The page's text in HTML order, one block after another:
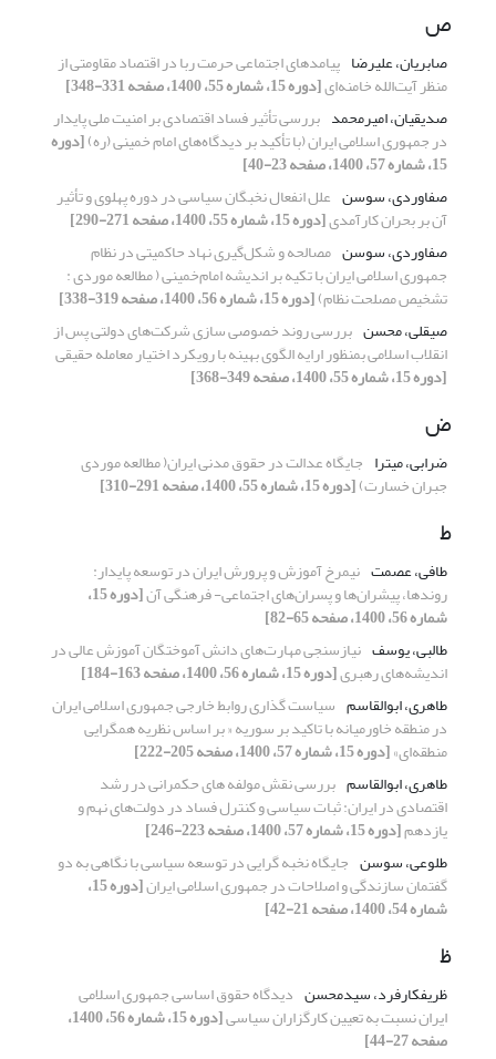
ص
صابریان، علیرضا پیامدهای اجتماعی حرمت ربا در اقتصاد مقاومتی از
منظر آیت‌الله خامنه‌ای[دوره 15، شماره 55، 1400، صفحه 331-348]
صدیقیان، امیرمحمد بررسی تأثیر فساد اقتصادی بر امنیت ملی پایدار
در جمهوری اسلامی ایران (با تأکید بر دیدگاه‌های امام خمینی (ره)[دوره
15، شماره 57، 1400، صفحه 23-40]
صفاوردی، سوسن علل انفعال نخبگان سیاسی در دوره پهلوی و تأثیر
آن بر بحران کارآمدی[دوره 15، شماره 55، 1400، صفحه 271-290]
صفاوردی، سوسن مصالحه و شکل‌گیری نهاد حاکمیتی در نظام
جمهوری اسلامی ایران با تکیه بر اندیشه امام‌خمینی ( مطالعه موردی :
تشخیص مصلحت نظام)[دوره 15، شماره 56، 1400، صفحه 319-338]
صیقلی، محسن بررسی روند خصوصی سازی شرکت‌های دولتی پس از
انقلاب اسلامی بمنظور ارایه الگوی بهینه با رویکرد اختیار معامله حقیقی
[دوره 15، شماره 55، 1400، صفحه 349-368]
ض
ضرابی، میترا جایگاه عدالت در حقوق مدنی ایران( مطالعه موردی
جبران خسارت)[دوره 15، شماره 55، 1400، صفحه 291-310]
ط
طافی، عصمت نیمرخ آموزش و پرورش ایران در توسعه پایدار:
روندها، پیشران‌ها و پسران‌های اجتماعی- فرهنگی آن [دوره 15،
شماره 56، 1400، صفحه 65-82]
طالبی، یوسف نیازسنجی مهارت‌های دانش آموختگان آموزش عالی در
اندیشه‌های رهبری[دوره 15، شماره 56، 1400، صفحه 163-184]
طاهری، ابوالقاسم سیاست گذاری روابط خارجی جمهوری اسلامی ایران
در منطقه خاورمیانه با تاکید بر سوریه « بر اساس نظریه همگرایی
منطقه‌ای»[دوره 15، شماره 57، 1400، صفحه 205-222]
طاهری، ابوالقاسم بررسی نقش مولفه های حکمرانی در رشد
اقتصادی در ایران: ثبات سیاسی و کنترل فساد در دولت‌های نهم و
یازدهم[دوره 15، شماره 57، 1400، صفحه 223-246]
طلوعی، سوسن جایگاه نخبه ‏گرایی در توسعه‏ سیاسی با نگاهی به دو
گفتمان سازندگی و اصلاحات در جمهوری اسلامی ایران [دوره 15،
شماره 54، 1400، صفحه 21-42]
ظ
ظریفکارفرد، سیدمحسن دیدگاه حقوق اساسی جمهوری اسلامی
ایران نسبت به تعیین کارگزاران سیاسی [دوره 15، شماره 56، 1400،
صفحه 27-44]